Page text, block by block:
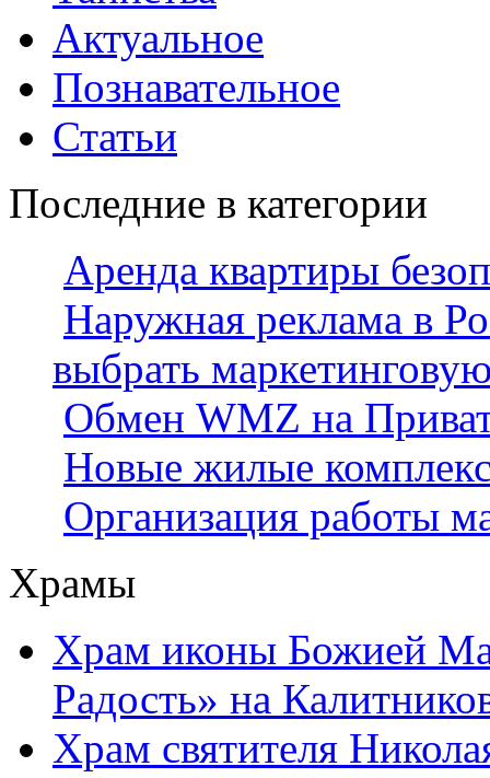
Актуальное
Познавательное
Статьи
Последние в категории
Аренда квартиры
Наружная реклама в
выбрать
Обмен WMZ на
Новые жилые
Организация работы
Храмы
Храм иконы Божией
Радость» на
Храм святителя